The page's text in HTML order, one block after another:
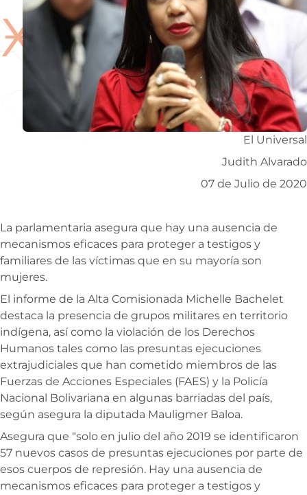
Ӿ
El Universal
Judith Alvarado
07 de Julio de 2020
La parlamentaria asegura que hay una ausencia de
mecanismos eficaces para proteger a testigos y
familiares de las víctimas que en su mayoría son
mujeres.
El informe de la Alta Comisionada Michelle Bachelet
destaca la presencia de grupos militares en territorio
indígena, así como la violación de los Derechos
Humanos tales como las presuntas ejecuciones
extrajudiciales que han cometido miembros de las
Fuerzas de Acciones Especiales (FAES) y la Policía
Nacional Bolivariana en algunas barriadas del país,
según asegura la diputada Mauligmer Baloa.
Asegura que “solo en julio del año 2019 se identificaron
57 nuevos casos de presuntas ejecuciones por parte de
esos cuerpos de represión. Hay una ausencia de
mecanismos eficaces para proteger a testigos y